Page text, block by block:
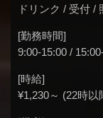
ドリンク / 受付 /
[勤務時間]
9:00-15:00 /
[時給]
¥1,230～ (22時以